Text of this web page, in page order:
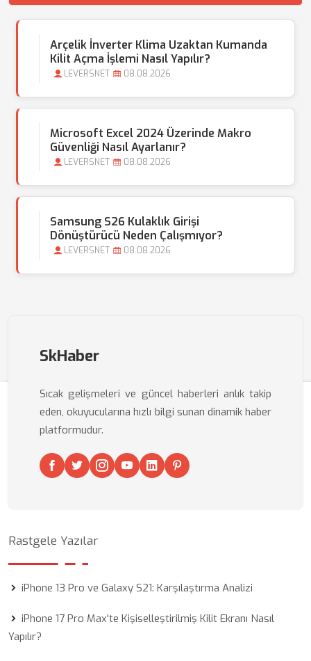
Arçelik İnverter Klima Uzaktan Kumanda
Kilit Açma İşlemi Nasıl Yapılır?
LEVERSNET 08.08.2026
Microsoft Excel 2024 Üzerinde Makro
Güvenliği Nasıl Ayarlanır?
LEVERSNET 08.08.2026
Samsung S26 Kulaklık Girişi
Dönüştürücü Neden Çalışmıyor?
LEVERSNET 08.08.2026
SkHaber
Sıcak gelişmeleri ve güncel haberleri anlık takip
eden, okuyucularına hızlı bilgi sunan dinamik haber
platformudur.
Rastgele Yazılar
iPhone 13 Pro ve Galaxy S21: Karşılaştırma Analizi
iPhone 17 Pro Max'te Kişiselleştirilmiş Kilit Ekranı Nasıl
Yapılır?